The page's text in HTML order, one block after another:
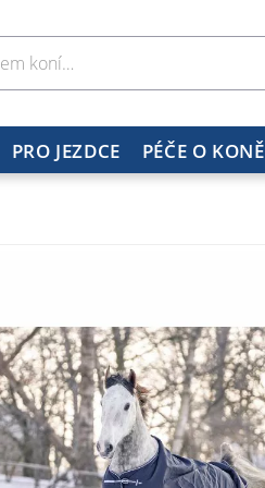
PRO JEZDCE PÉČE O KONĚ